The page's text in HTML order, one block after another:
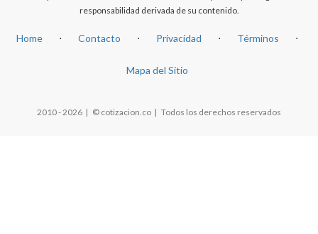
responsabilidad derivada de su contenido.
Home ⋅ Contacto ⋅ Privacidad ⋅ Términos ⋅
Mapa del Sitio
2010 - 2026 | © cotizacion.co | Todos los derechos reservados